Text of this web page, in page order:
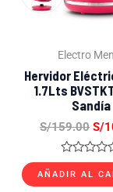
Electro
Hervidor
1.7Lts
Sandía
S/159.00 S/
Valorado
con
0
AÑADIR AL